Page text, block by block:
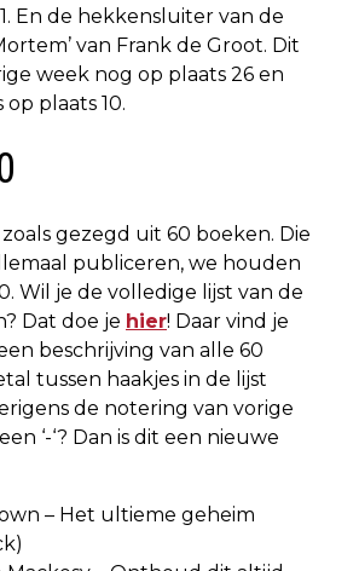
En de hekkensluiter van de
van Frank de Groot. Dit
week nog op plaats 26 en
plaats 10.
gezegd uit 60 boeken. Die
publiceren, we houden
Wil je de volledige lijst van de
Dat doe je hier! Daar vind je
beschrijving van alle 60
tussen haakjes in de lijst
de notering van vorige
‘-‘? Dan is dit een nieuwe
– Het ultieme geheim